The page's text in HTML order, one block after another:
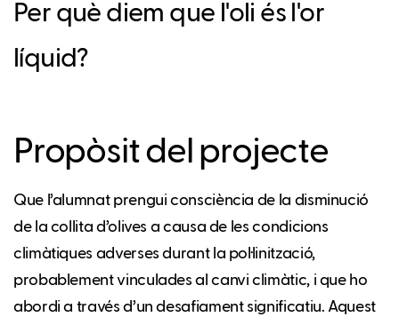
Per què diem que l'oli és l'or
líquid?
Propòsit del projecte
Que l’alumnat prengui consciència de la disminució
de la collita d’olives a causa de les condicions
climàtiques adverses durant la pol·linització,
probablement vinculades al canvi climàtic, i que ho
abordi a través d’un desafiament significatiu. Aquest